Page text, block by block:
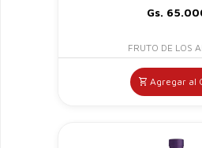
Gs.
FRUTO DE LOS
Agregar al